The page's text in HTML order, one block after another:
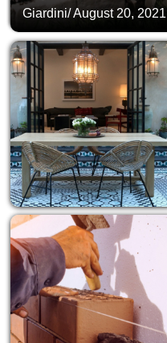
Giardini/August 20, 2021